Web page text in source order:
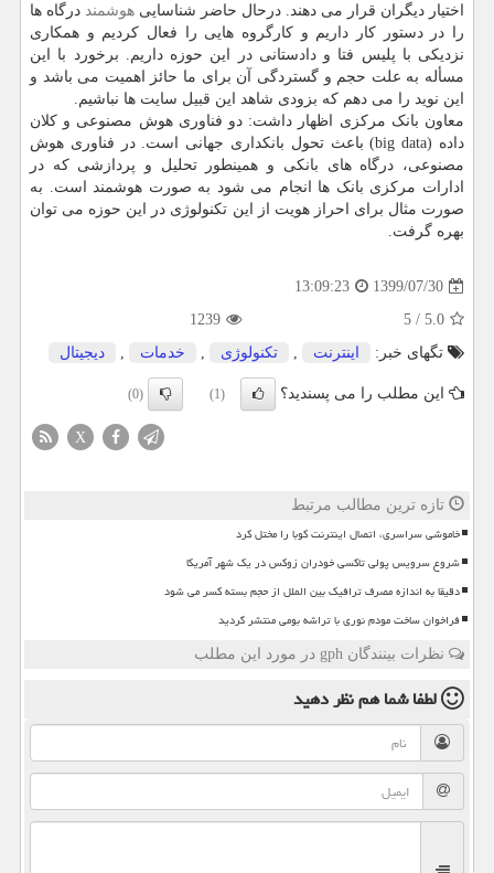
اختیار دیگران قرار می دهند. درحال حاضر شناسایی هوشمند درگاه ها
را در دستور کار داریم و کارگروه هایی را فعال کردیم و همکاری
نزدیکی با پلیس فتا و دادستانی در این حوزه داریم. برخورد با این
مسأله به علت حجم و گستردگی آن برای ما حائز اهمیت می باشد و
این نوید را می دهم که بزودی شاهد این قبیل سایت ها نباشیم.
معاون بانک مرکزی اظهار داشت: دو فناوری هوش مصنوعی و کلان
داده (big data) باعث تحول بانکداری جهانی است. در فناوری هوش
مصنوعی، درگاه های بانکی و همینطور تحلیل و پردازشی که در
ادارات مرکزی بانک ها انجام می شود به صورت هوشمند است. به
صورت مثال برای احراز هویت از این تکنولوژی در این حوزه می توان
بهره گرفت.
1399/07/30
13:09:23
5.0
/
5
1239
تگهای خبر:
اینترنت , تكنولوژی , خدمات , دیجیتال
این مطلب را می پسندید؟ (1)
(0)
X
تازه ترین مطالب مرتبط
خاموشی سراسری، اتصال اینترنت کوبا را مختل کرد
شروع سرویس پولی تاکسی خودران زوکس در یک شهر آمریکا
دقیقا به اندازه مصرف ترافیک بین الملل از حجم بسته کسر می شود
فراخوان ساخت مودم نوری با تراشه بومی منتشر گردید
نظرات بینندگان gph در مورد این مطلب
لطفا شما همنظر دهید